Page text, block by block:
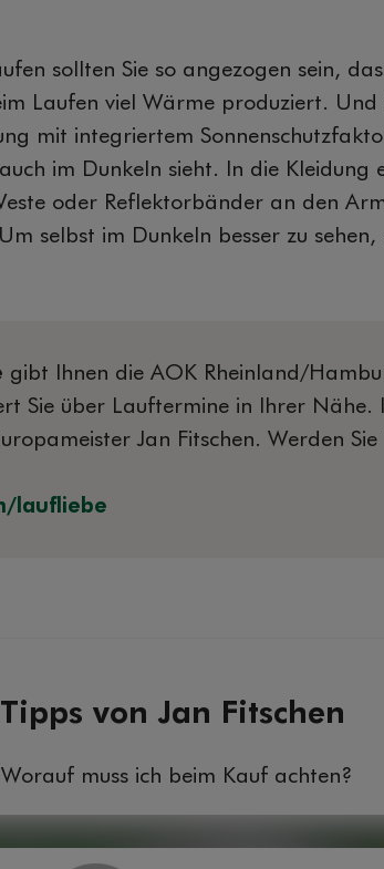
sollten Sie so angezogen sein,
Laufen viel Wärme produziert. Und
mit integriertem
im Dunkeln sieht. In die Kleidung
oder Reflektorbänder an den
selbst im Dunkeln besser zu
gibt Ihnen die AOK Rheinland/
Sie über Lauftermine in Ihrer Nähe.
Jan Fitschen. Werden
laufliebe
von Jan Fitschen
muss ich beim Kauf achten?